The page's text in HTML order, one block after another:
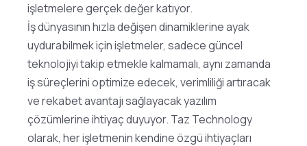
işletmelere gerçek değer katıyor.
İş dünyasının hızla değişen dinamiklerine ayak
uydurabilmek için işletmeler, sadece güncel
teknolojiyi takip etmekle kalmamalı, aynı zamanda
iş süreçlerini optimize edecek, verimliliği artıracak
ve rekabet avantajı sağlayacak yazılım
çözümlerine ihtiyaç duyuyor. Taz Technology
olarak, her işletmenin kendine özgü ihtiyaçları